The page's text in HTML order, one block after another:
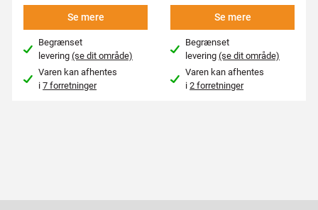
Se mere
Begrænset
levering(se dit område)
Varen kan afhentes
i7 forretninger
Se mere
Begrænset
levering(se dit område)
Varen kan afhentes
i2 forretninger